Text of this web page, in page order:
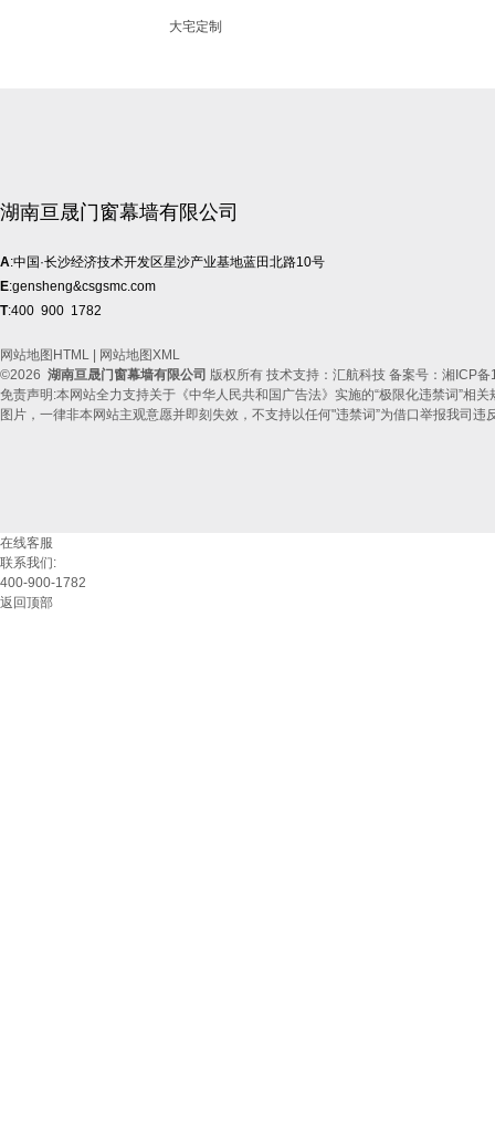
大宅定制
湖南亘晟门窗幕墙有限公司
A:中国·长沙经济技术开发区星沙产业基地蓝田北路10号
E:gensheng&csgsmc.com
T:400 900 1782
网站地图HTML | 网站地图XML
©2026 湖南亘晟门窗幕墙有限公司 版权所有 技术支持：汇航科技 备案号： 湘ICP备
免责声明:本网站全力支持关于《中华人民共和国广告法》实施的“极限化违禁词”相
图片，一律非本网站主观意愿并即刻失效，不支持以任何"违禁词”为借口举报我司
在线客服
联系我们:
400-900-1782
返回顶部